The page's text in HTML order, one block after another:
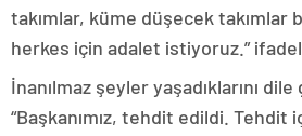
takımlar, küme düşecek takımlar
herkes için adalet istiyoruz.”
İnanılmaz şeyler yaşadıklarını
“Başkanımız, tehdit edildi. Tehdit